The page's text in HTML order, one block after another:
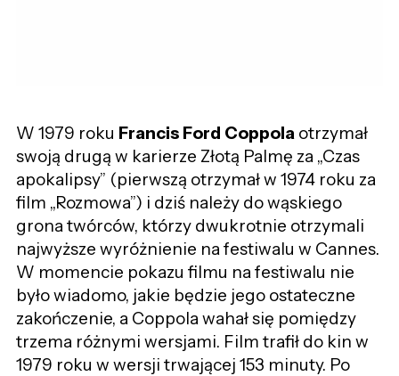
W 1979 roku Francis Ford Coppolaotrzymał
swoją drugą w karierze Złotą Palmę za „Czas
apokalipsy” (pierwszą otrzymał w 1974 roku za
film „Rozmowa”) i dziś należy do wąskiego
grona twórców, którzy dwukrotnie otrzymali
najwyższe wyróżnienie na festiwalu w Cannes.
W momencie pokazu filmu na festiwalu nie
było wiadomo, jakie będzie jego ostateczne
zakończenie, a Coppola wahał się pomiędzy
trzema różnymi wersjami. Film trafił do kin w
1979 roku w wersji trwającej 153 minuty. Po